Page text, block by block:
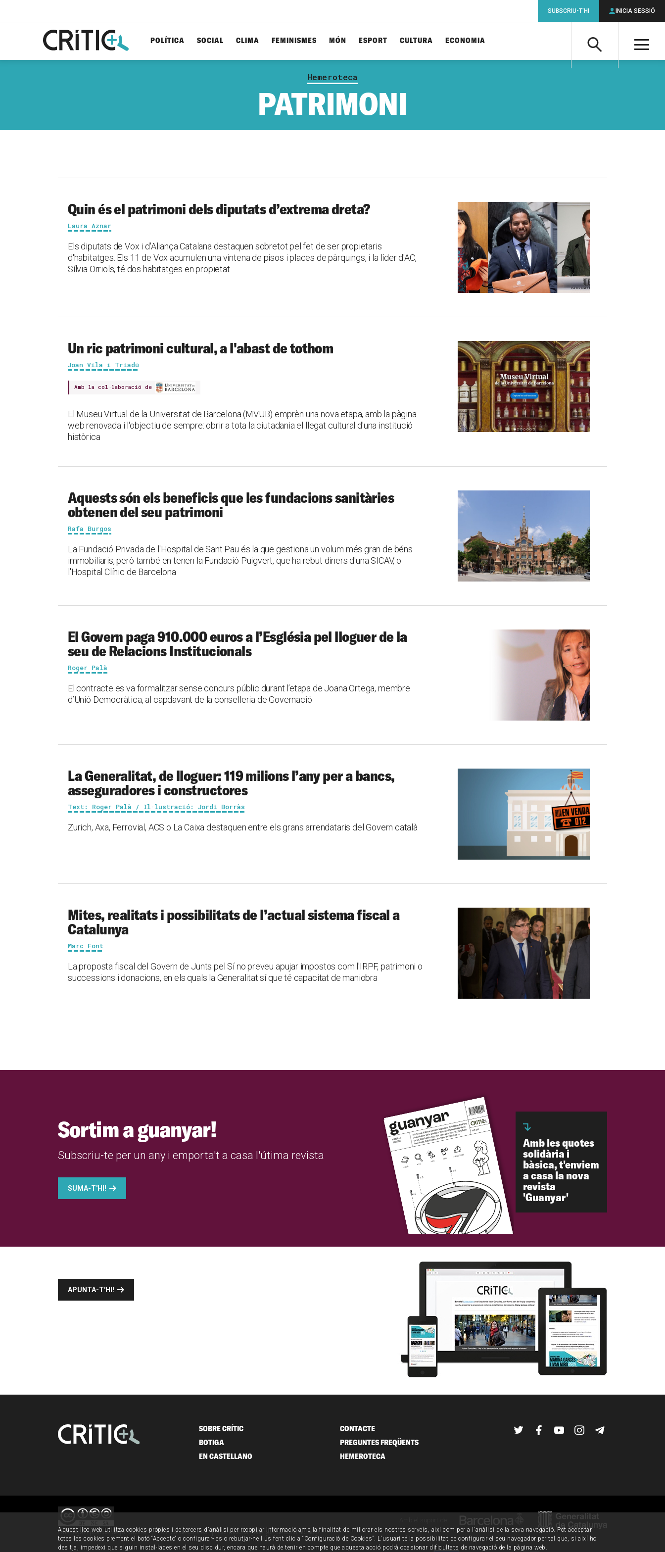
Cerca
POLÍTICA SOCIAL CLIMA FEMINISMES MÓN ESPORT CULTURA ECONOMIA
SUBSCRIU-T'HI INICIA SESSIÓ
Hemeroteca
PATRIMONI
Quin és el patrimoni dels diputats d’extrema dreta?
Laura Aznar
Els diputats de Vox i d'Aliança Catalana destaquen sobretot pel fet de ser propietaris
d'habitatges. Els 11 de Vox acumulen una vintena de pisos i places de pàrquings, i la líder d'AC,
Sílvia Orriols, té dos habitatges en propietat
Un ric patrimoni cultural, a l'abast de tothom
Joan Vila i Triadú
Amb la col·laboració de
El Museu Virtual de la Universitat de Barcelona (MVUB) emprèn una nova etapa, amb la pàgina
web renovada i l'objectiu de sempre: obrir a tota la ciutadania el llegat cultural d'una institució
històrica
Aquests són els beneficis que les fundacions sanitàries
obtenen del seu patrimoni
Rafa Burgos
La Fundació Privada de l'Hospital de Sant Pau és la que gestiona un volum més gran de béns
immobiliaris, però també en tenen la Fundació Puigvert, que ha rebut diners d'una SICAV, o
l'Hospital Clínic de Barcelona
El Govern paga 910.000 euros a l’Església pel lloguer de la
seu de Relacions Institucionals
Roger Palà
El contracte es va formalitzar sense concurs públic durant l’etapa de Joana Ortega, membre
d’Unió Democràtica, al capdavant de la conselleria de Governació
La Generalitat, de lloguer: 119 milions l’any per a bancs,
asseguradores i constructores
Text: Roger Palà / Il·lustració: Jordi Borràs
Zurich, Axa, Ferrovial, ACS o La Caixa destaquen entre els grans arrendataris del Govern català
Mites, realitats i possibilitats de l’actual sistema fiscal a
Catalunya
Marc Font
La proposta fiscal del Govern de Junts pel Sí no preveu apujar impostos com l'IRPF, patrimoni o
successions i donacions, en els quals la Generalitat sí que té capacitat de maniobra
Sortim a guanyar!
Subscriu-te per un any i emporta't a casa l'útima revista
SUMA-T'HI!
Amb les quotes
solidària i
bàsica, t'enviem
a casa la nova
revista
'Guanyar'
APUNTA-T'HI!
SOBRE CRÍTIC
BOTIGA
EN CASTELLANO
CONTACTE
PREGUNTES FREQÜENTS
HEMEROTECA
TwitterFacebook
YouTubeInstagram
Avís legal i política de privacitat Política de cookies Condicions generals de contractació
Aquest lloc web utilitza cookies pròpies i de tercers d'anàlisi per recopilar informació amb la finalitat de millorar els nostres serveis, així com per a l'anàlisi de la seva navegació. Pot acceptar
totes les cookies prement el botó “Accepto” o configurar-les o rebutjar-ne l'ús fent clic a “Configuració de Cookies”. L'usuari té la possibilitat de configurar el seu navegador per tal que, si així ho
desitja, impedexi que siguin instal·lades en el seu disc dur, encara que haurà de tenir en compte que aquesta acció podrà ocasionar dificultats de navegació de la pàgina web.